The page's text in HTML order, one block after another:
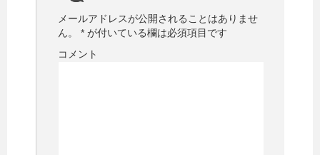
メールアドレスが公開されることはありませ
ん。
* が付いている欄は必須項目です
コメント